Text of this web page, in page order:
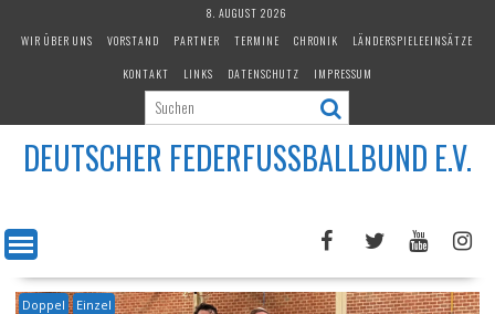
8. AUGUST 2026
WIR ÜBER UNS
VORSTAND PARTNER TERMINE CHRONIK
LÄNDERSPIELEEINSÄTZE
KONTAKT
LINKS DATENSCHUTZ IMPRESSUM
DEUTSCHER FEDERFUSSBALLBUND E.V.
Doppel Einzel